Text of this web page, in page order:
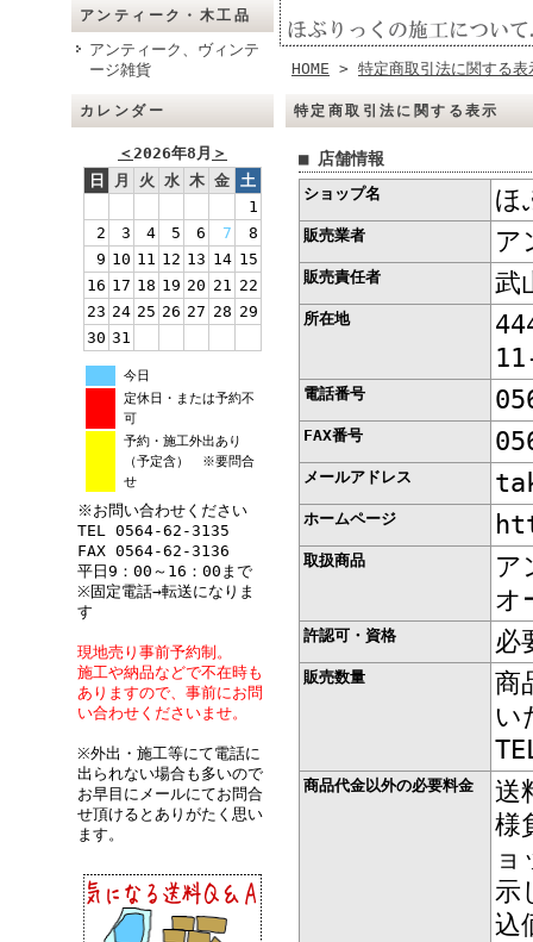
アンティーク・木工品
アンティーク、ヴィンテ
ージ雑貨
カレンダー
＜2026年8月 ＞
日
月 火 水 木 金 土
1
2
3 4 5 6 7
8
9 10 11 12 13 14 15
16 17 18 19 20 21 22
23 24 25 26 27 28 29
30 31
今日
定休日・または予約不
可
予約・施工外出あり
（予定含） ※要問合
せ
※お問い合わせください
TEL 0564-62-3135
FAX 0564-62-3136
平日9：00～16：00まで
※固定電話→転送になりま
す
現地売り事前予約制。
施工や納品などで不在時も
ありますので、事前にお問
い合わせくださいませ。
※外出・施工等にて電話に
出られない場合も多いので
お早目にメールにてお問合
せ頂けるとありがたく思い
ます。
HOME > 特定商取引法に関する表
特定商取引法に関する表示
■ 店舗情報
ショップ名 ほ
販売業者 ア
販売責任者 武
所在地
電話番号
FAX番号
メールアドレス
ホームページ
取扱商品
ア
オ
許認可・資格 必
販売数量
商
い
商品代金以外の必要料金
送
様
ョ
示
込